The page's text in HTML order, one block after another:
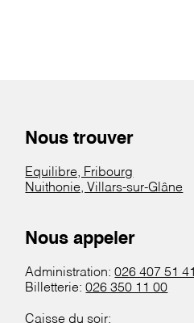
Nous trouver
Equilibre, Fribourg
Nuithonie, Villars-sur-Glâne
Nous appeler
Administration:026 407 51 41
Billetterie:026 350 11 00
Caisse du soir: